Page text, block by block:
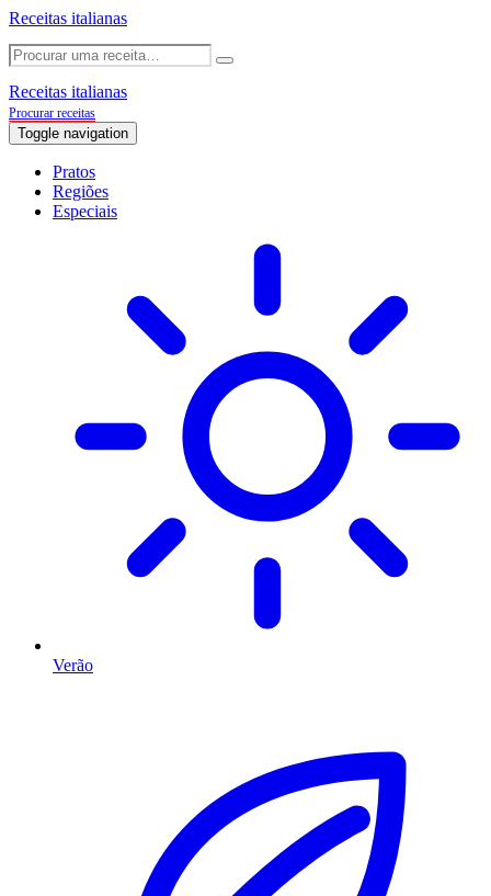
Receitas italianas
Receitas italianas
Procurar receitas
Toggle navigation
Pratos
Regiões
Especiais
Verão